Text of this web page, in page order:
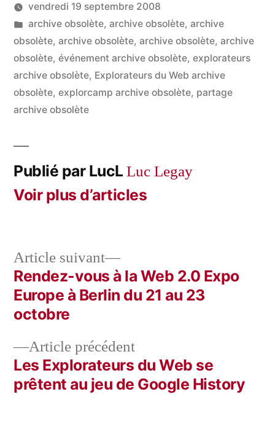
Publié
par
LucL
vendredi 19 septembre 2008
Publié
dans
archive obsolète, archive obsolète, archive
obsolète, archive obsolète, archive obsolète, archive
obsolète, événement archive obsolète, explorateurs
archive obsolète, Explorateurs du Web archive
obsolète, explorcamp archive obsolète, partage
archive obsolète
Publié par LucLLuc Legay
Voir plus d’articles
Navigation
de
l’article
Article précédentArticle
précédent :
Les Explorateurs du Web se
prêtent au jeu de Google History
Article suivant
Article
suivant :
Rendez-vous à la Web 2.0 Expo
Europe à Berlin du 21 au 23
octobre